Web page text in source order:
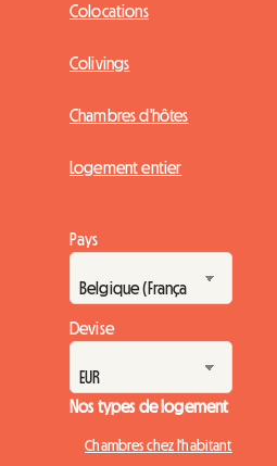
Colocations
Colivings
Chambres d'hôtes
Logement entier
Pays
Devise
Nos types de logement
Chambres chez l'habitant